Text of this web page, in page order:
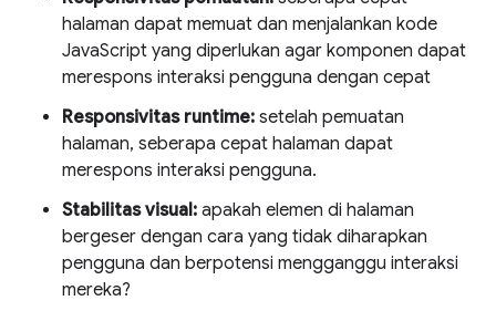
halaman dapat memuat dan menjalankan kode
JavaScript yang diperlukan agar komponen dapat
merespons interaksi pengguna dengan cepat
Responsivitas runtime: setelah pemuatan
halaman, seberapa cepat halaman dapat
merespons interaksi pengguna.
Stabilitas visual: apakah elemen di halaman
bergeser dengan cara yang tidak diharapkan
pengguna dan berpotensi mengganggu interaksi
mereka?